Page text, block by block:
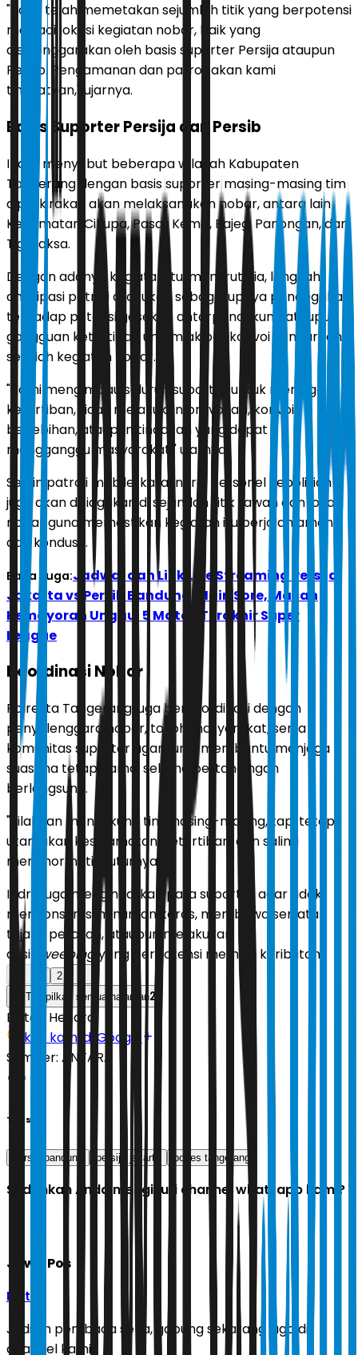
"Kami telah memetakan sejumlah titik yang berpotensi
menjadi lokasi kegiatan nobar, baik yang
diselenggarakan oleh basis suporter Persija ataupun
Persib. Pengamanan dan patroli akan kami
tingkatkan," ujarnya.
Basis Suporter Persija dan Persib
Indra menyebut beberapa wilayah Kabupaten
Tangerang dengan basis suporter masing-masing tim
diperkirakan akan melaksanakan nobar, antara lain
Kecamatan Cikupa, Pasar Kemis, Rajeg, Panongan, dan
Tigaraksa.
Dengan adanya kegiatan itu, menurut dia, langkah
antisipasi patroli dilakukan sebagai upaya pencegahan
terhadap potensi gesekan antarpendukung ataupun
gangguan ketertiban umum akibat konvoi kendaraan
setelah kegiatan nobar.
"Kami mengimbau seluruh suporter untuk menjaga
ketertiban, tidak melakukan provokasi, konvoi
berlebihan, ataupun tindakan yang dapat
mengganggu masyarakat," ujarnya.
Selain patroli mobile, kata Indra, personel kepolisian
juga akan disiagakan di sejumlah titik rawan dan lokasi
nobar guna memastikan kegiatan itu berjalan aman
dan kondusif.
Baca Juga:Jadwal dan Link Live Streaming Persija
Jakarta vs Persib Bandung: Main Sore, Macan
Kemayoran Unggul 5 Match Terakhir Super
League
Koordinasi Nobar
Polresta Tangerang juga berkoordinasi dengan
penyelenggara nobar, tokoh masyarakat, serta
komunitas suporter agar turut membantu menjaga
suasana tetap damai selama pertandingan
berlangsung.
"Silahkan mendukung tim masing-masing, tapi tetap
utamakan keselamatan, ketertiban, dan saling
menghormati," tuturnya.
Indra juga mengingatkan para suporter agar tidak
mengonsumsi minuman keras, membawa senjata
tajam, petasan, ataupun melakukan
aksi
sweeping yang berpotensi memicu keributan.
2
Tampilkan semua halaman2
Editor: Hendra
Ikuti kami di Google
Sumber: ANTARA
Tags
persib bandung persija jakarta polres tangerang
Sudahkah Anda mengikuti channel whatsapp kami?
Jawa Pos
Ikuti
Jadilah pembaca setia, gabung sekarang juga di
channel kami!